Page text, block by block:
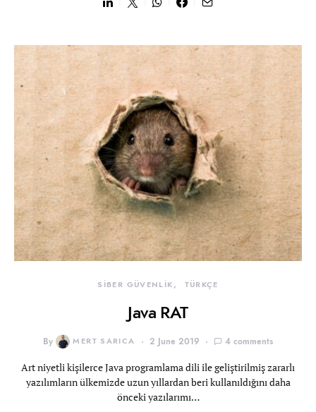
SİBER GÜVENLİK TÜRKÇE
Java RAT
By MERT SARICA 2 June 2019 4 comments
Art niyetli kişilerce Java programlama dili ile geliştirilmiş zararlı
yazılımların ülkemizde uzun yıllardan beri kullanıldığını daha
önceki yazılarımı…